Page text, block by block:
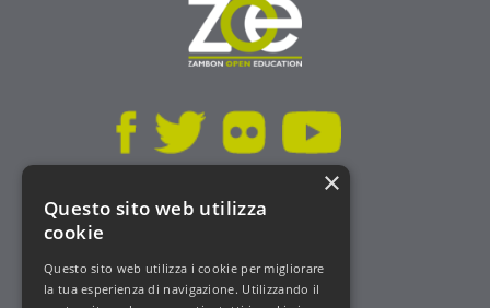
Statuto
Privacy Policy
Cookie
×
Questo sito web utilizza
cookie
Questo sito web utilizza i cookie per migliorare
la tua esperienza di navigazione. Utilizzando il